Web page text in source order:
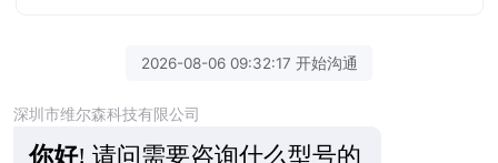
2026-08-06 09:32:17 开始沟通
深圳市维尔森科技有限公司
你好! 请问需要咨询什么型号的